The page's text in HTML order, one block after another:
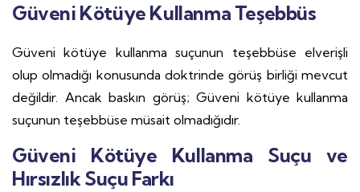
Güveni Kötüye Kullanma Teşebbüs
Güveni kötüye kullanma suçunun teşebbüse elverişli
olup olmadığı konusunda doktrinde görüş birliği mevcut
değildir. Ancak baskın görüş; Güveni kötüye kullanma
suçunun teşebbüse müsait olmadığıdır.
Güveni Kötüye Kullanma Suçu ve
Hırsızlık Suçu Farkı